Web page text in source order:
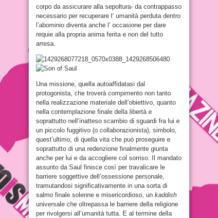
corpo da assicurare alla sepoltura- da contrappasso
necessario per recuperare l’ umanità perduta dentro
l’abominio diventa anche l’ occasione per dare
requie alla propria anima ferita e non del tutto
arresa.
Una missione, quella autoaffidatasi dal
protogonista, che troverà compimento non tanto
nella realizzazione materiale dell’obiettivo, quanto
nella contemplazione finale della libertà e
soprattutto nell’inatteso scambio di sguardi fra lui e
un piccolo fuggitivo (o collaborazionista), simbolo,
quest’ultimo, di quella vita che può proseguire e
soprattutto di una redenzione finalmente giunta
anche per lui e da accogliere col sorriso. Il mandato
assunto da Saul finisce così per travalicare le
barriere soggettive dell’ossessione personale,
tramutandosi significativamente in una sorta di
salmo finale solenne e misericordioso, un kaddish
universale che oltrepassa le barriere della religione
per rivolgersi all’umanità tutta. E al termine della